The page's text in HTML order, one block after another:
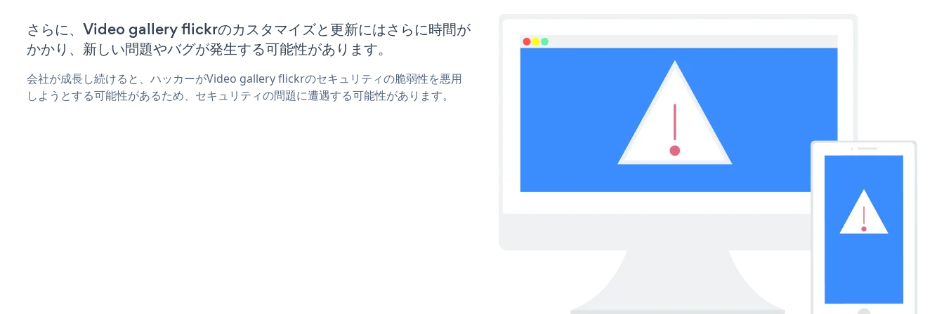
さらに、Video gallery flickrのカスタマイズと更新にはさらに時間が
かかり、新しい問題やバグが発生する可能性があります。
会社が成長し続けると、ハッカーがVideo gallery flickrのセキュリティの脆弱性を悪用
しようとする可能性があるため、セキュリティの問題に遭遇する可能性があります。